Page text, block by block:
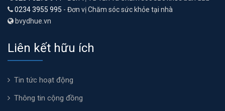
0234 3955 995 - Đơn vị Chăm sóc sức khỏe tại nhà
bvydhue.vn
Liên kết hữu ích
Tin tức hoạt động
Thông tin cộng đồng